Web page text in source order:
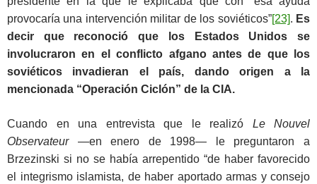
provocaría una intervención militar de los soviéticos”[23]. Es
decir que reconoció que los Estados Unidos se
involucraron en el conflicto afgano antes de que los
soviéticos invadieran el país, dando origen a la
mencionada “Operación Ciclón” de la CIA.
Cuando en una entrevista que le realizó Le Nouvel
Observateur—en enero de 1998— le preguntaron a
Brzezinski si no se había arrepentido “de haber favorecido
el integrismo islamista, de haber aportado armas y consejo